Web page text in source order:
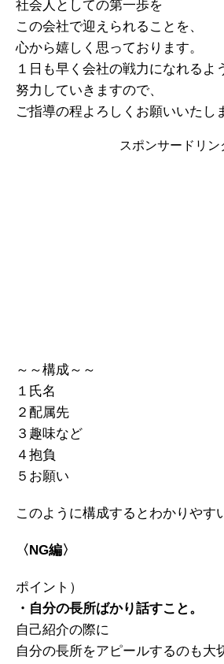
社会人としての第一歩を
この会社で迎えられることを、
心から嬉しく思っております。
１日も早く会社の戦力になれるよ
努力していきますので、
ご指導の程よろしくお願いいたし
スポンサードリン
～～構成～～
１氏名
２配属先
３趣味など
４抱負
５お願い
このように構成するとわかりやす
〈NG編〉
ポイント）
・自分の長所ばかり話すこと。
自己紹介の際に
自分の長所をアピールするのも大